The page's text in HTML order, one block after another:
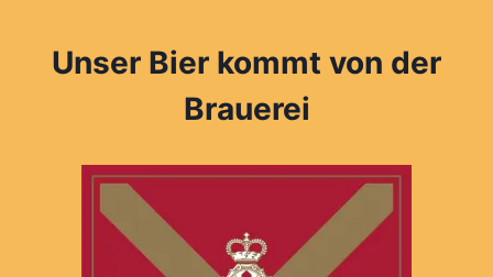
Unser Bier kommt von der
Brauerei